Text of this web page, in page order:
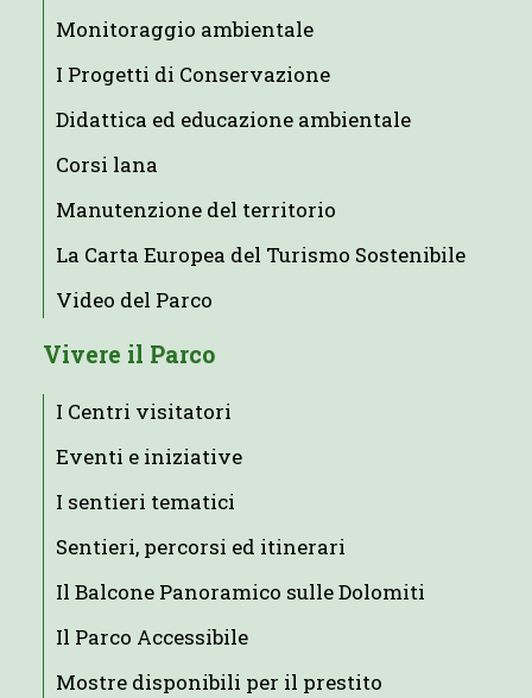
Monitoraggio ambientale
I Progetti di Conservazione
Didattica ed educazione ambientale
Corsi lana
Manutenzione del territorio
La Carta Europea del Turismo Sostenibile
Video del Parco
Vivere il Parco
I Centri visitatori
Eventi e iniziative
I sentieri tematici
Sentieri, percorsi ed itinerari
Il Balcone Panoramico sulle Dolomiti
Il Parco Accessibile
Mostre disponibili per il prestito